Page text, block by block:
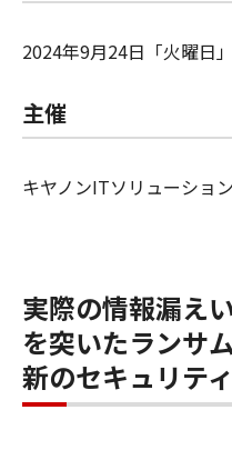
2024年9月24日「火曜日」
主催
キヤノンITソリューショ
実際の情報漏え
を突いたランサ
新のセキュリテ